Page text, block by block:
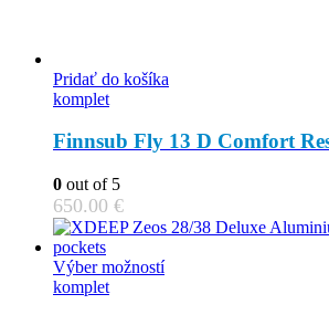
Pridať do košíka
komplet
Finnsub Fly 13 D Comfort
0 out of 5
650.00 €
Výber možnostíThis
komplet